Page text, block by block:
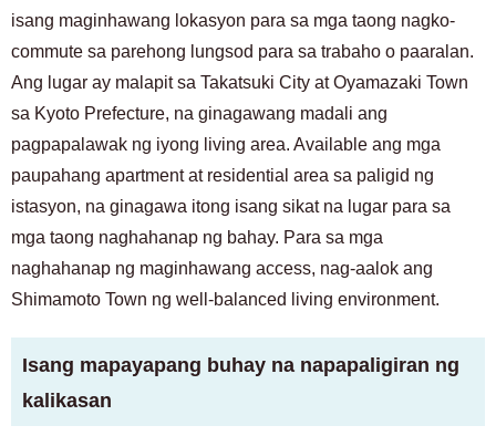
isang maginhawang lokasyon para sa mga taong nagko-
commute sa parehong lungsod para sa trabaho o paaralan.
Ang lugar ay malapit sa Takatsuki City at Oyamazaki Town
sa Kyoto Prefecture, na ginagawang madali ang
pagpapalawak ng iyong living area. Available ang mga
paupahang apartment at residential area sa paligid ng
istasyon, na ginagawa itong isang sikat na lugar para sa
mga taong naghahanap ng bahay. Para sa mga
naghahanap ng maginhawang access, nag-aalok ang
Shimamoto Town ng well-balanced living environment.
Isang mapayapang buhay na napapaligiran ng
kalikasan